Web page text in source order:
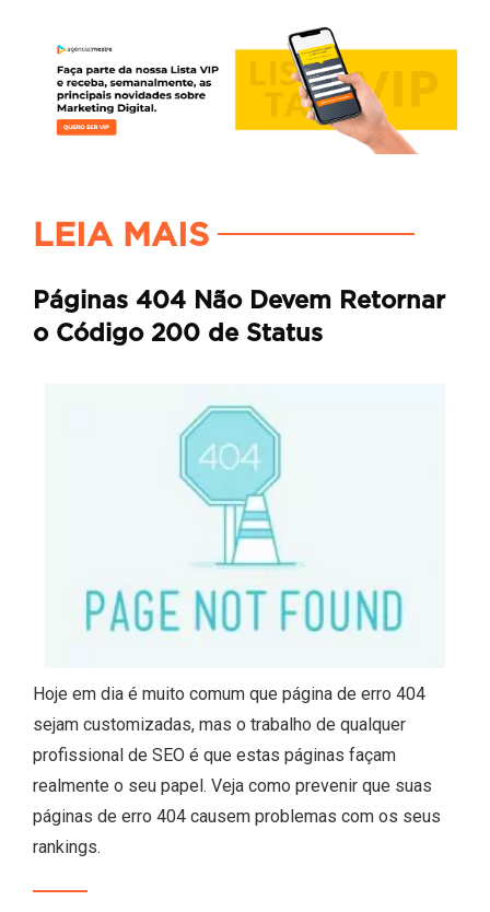
LEIA MAIS
Páginas 404 Não Devem Retornar
o Código 200 de Status
Hoje em dia é muito comum que página de erro 404
sejam customizadas, mas o trabalho de qualquer
profissional de SEO é que estas páginas façam
realmente o seu papel. Veja como prevenir que suas
páginas de erro 404 causem problemas com os seus
rankings.